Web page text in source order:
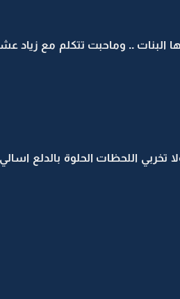
البنات .. وماحبت تتكلم مع زياد
تخربي اللحظات الحلوة بالدلع